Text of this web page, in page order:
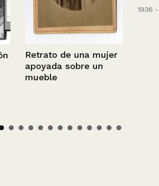
Retrato de una mujer
apoyada sobre un
mueble
1936 - 1952